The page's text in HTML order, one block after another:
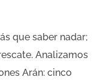
que saber nadar;
Analizamos
Arán: cinco